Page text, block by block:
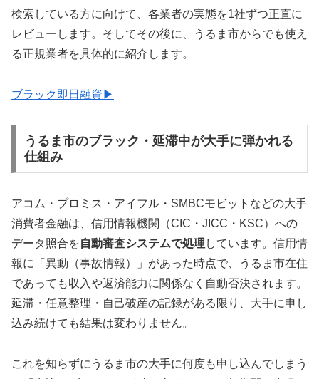
検索している方に向けて、各業者の実態を1社ずつ正直に
レビューします。そしてその後に、うるま市からでも使え
る正規業者を具体的に紹介します。
ブラック即日融資▶
うるま市のブラック・延滞中が大手に弾かれる
仕組み
アコム・プロミス・アイフル・SMBCモビットなどの大手
消費者金融は、信用情報機関（CIC・JICC・KSC）への
データ照合を自動審査システムで処理 しています。信用情
報に「異動（事故情報）」があった時点で、うるま市在住
であっても収入や返済能力に関係なく自動否決されます。
延滞・任意整理・自己破産の記録がある限り、大手に申し
込み続けても結果は変わりません。
これを知らずにうるま市の大手に何度も申し込んでしまう